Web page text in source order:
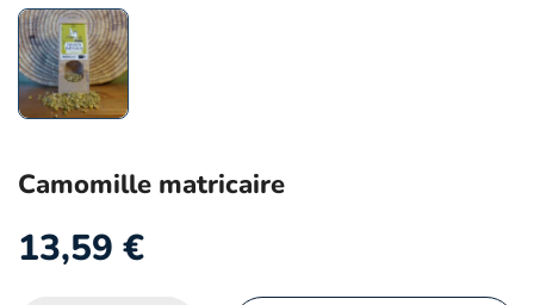
Camomille matricaire
13,59 €